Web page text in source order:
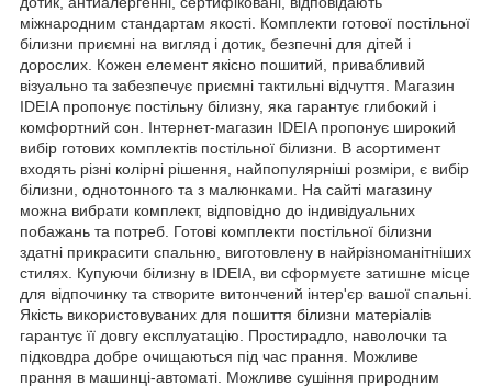
міжнародним стандартам якості. Комплекти готової постільної
білизни приємні на вигляд і дотик, безпечні для дітей і
дорослих. Кожен елемент якісно пошитий, привабливий
візуально та забезпечує приємні тактильні відчуття. Магазин
IDEIA пропонує постільну білизну, яка гарантує глибокий і
комфортний сон. Інтернет-магазин IDEIA пропонує широкий
вибір готових комплектів постільної білизни. В асортимент
входять різні колірні рішення, найпопулярніші розміри, є вибір
білизни, однотонного та з малюнками. На сайті магазину
можна вибрати комплект, відповідно до індивідуальних
побажань та потреб. Готові комплекти постільної білизни
здатні прикрасити спальню, виготовлену в найрізноманітніших
стилях. Купуючи білизну в IDEIA, ви сформуєте затишне місце
для відпочинку та створите витончений інтер'єр вашої спальні.
Якість використовуваних для пошиття білизни матеріалів
гарантує її довгу експлуатацію. Простирадло, наволочки та
підковдра добре очищаються під час прання. Можливе
прання в машинці-автоматі. Можливе сушіння природним